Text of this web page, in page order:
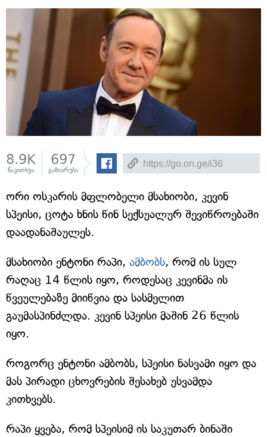
8.9K
წაკითხვა
697
გაზიარება
ორი ოსკარის მფლობელი მსახიობი, კევინ
სპეისი, ცოტა ხნის წინ სექსუალურ შევიწროებაში
დაადანაშაულეს.
მსახიობი ენტონი რაპი, ამბობს, რომ ის სულ
რაღაც 14 წლის იყო, როდესაც კევინმა ის
წვეულებაზე მიიწვია და სასმელით
გაუმასპინძლდა. კევინ სპეისი მაშინ 26 წლის
იყო.
როგორც ენტონი ამბობს, სპეისი ნასვამი იყო და
მას პირადი ცხოვრების შესახებ უსვამდა
კითხვებს.
რაპი ყვება, რომ სპეისიმ ის საკუთარ ბინაში